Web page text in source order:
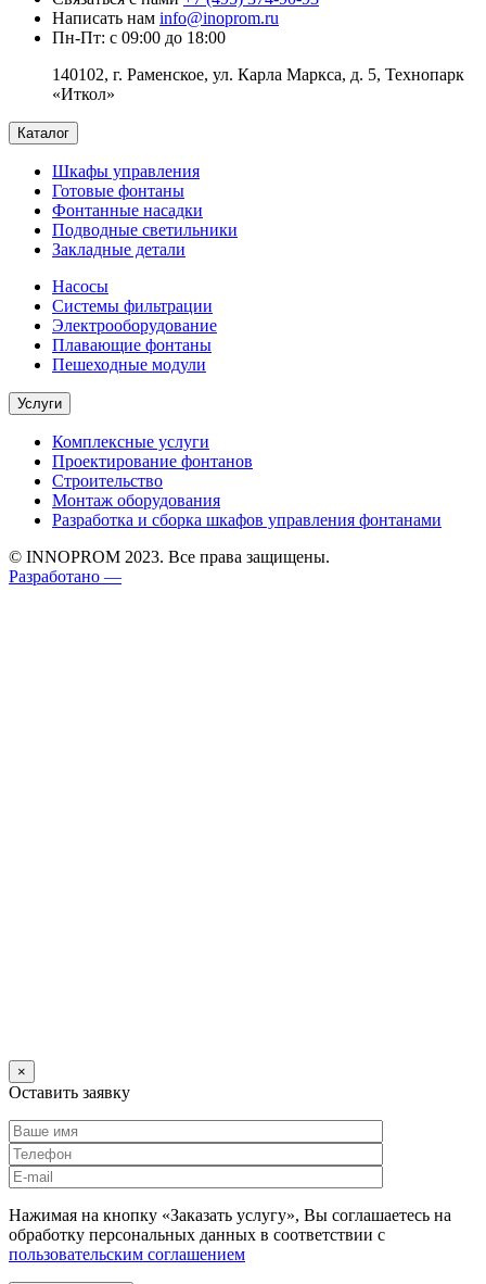
Написать нам info@inoprom.ru
Пн-Пт: с 09:00 до 18:00
140102, г. Раменское, ул. Карла Маркса, д. 5, Технопарк
«Иткол»
Каталог
Шкафы управления
Готовые фонтаны
Фонтанные насадки
Подводные светильники
Закладные детали
Насосы
Системы фильтрации
Электрооборудование
Плавающие фонтаны
Пешеходные модули
Услуги
Комплексные услуги
Проектирование фонтанов
Строительство
Монтаж оборудования
Разработка и сборка шкафов управления фонтанами
© INNOPROM 2023. Все права защищены.
Разработано —
×
Оставить заявку
Нажимая на кнопку «Заказать услугу», Вы соглашаетесь на
обработку персональных данных в соответствии с
пользовательским соглашением